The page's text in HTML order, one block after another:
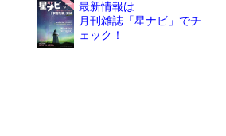
最新情報は
月刊雑誌「星ナビ」でチ
ェック！